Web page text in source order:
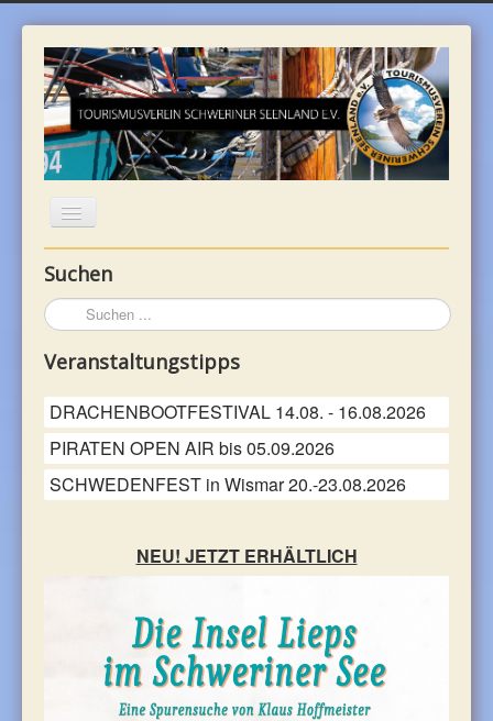
WILLKOMMEN
UNTERKÜNFTE
REGION
FREIZEIT
Impressum - Datenschutz
Suchen
Suchen
...
Veranstaltungstipps
DRACHENBOOTFESTIVAL 14.08. - 16.08.2026
PIRATEN OPEN AIR bis 05.09.2026
SCHWEDENFEST in Wismar 20.-23.08.2026
NEU! JETZT ERHÄLTLICH